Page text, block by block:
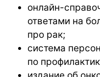
онлайн-
ответами на
про рак;
система
по